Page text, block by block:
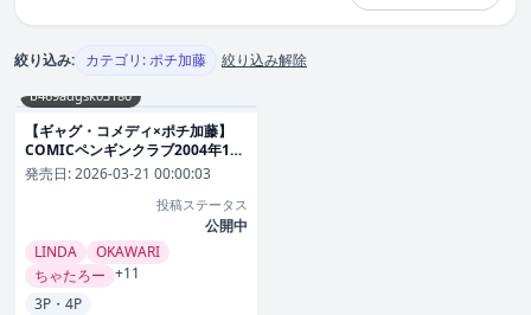
絞り込み: カテゴリ: ポチ加藤 絞り込み解除
b469adgsk03180
【ギャグ・コメディ×ポチ加藤】
COMICペンギンクラブ2004年11
月号
発売日:2026-03-21 00:00:03
投稿ステータス
公開中
LINDA
OKAWARI
ちゃたろー +11
3P・4P